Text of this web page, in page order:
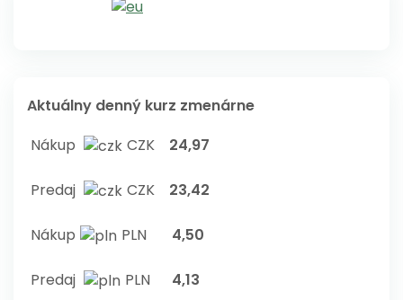
Aktuálny denný kurz zmenárne
Nákup
CZK 24,97
Predaj CZK 23,42
Nákup PLN 4,50
Predaj PLN 4,13